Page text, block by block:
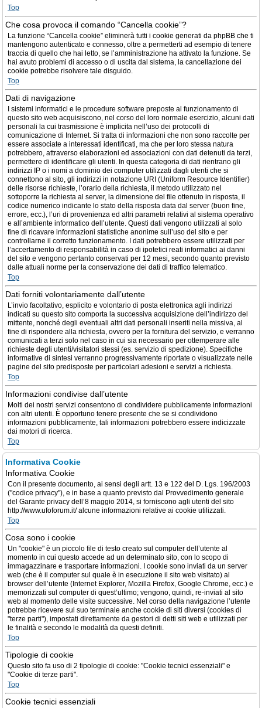
Top
Che cosa provoca il comando “Cancella cookie”?
La funzione “Cancella cookie” eliminerà tutti i cookie generati da phpBB che ti
mantengono autenticato e connesso, oltre a permetterti ad esempio di tenere
traccia di quello che hai letto, se l’amministrazione ha attivato la funzione. Se
hai avuto problemi di accesso o di uscita dal sistema, la cancellazione dei
cookie potrebbe risolvere tale disguido.
Top
Dati di navigazione
I sistemi informatici e le procedure software preposte al funzionamento di
questo sito web acquisiscono, nel corso del loro normale esercizio, alcuni dati
personali la cui trasmissione è implicita nell’uso dei protocolli di
comunicazione di Internet. Si tratta di informazioni che non sono raccolte per
essere associate a interessati identificati, ma che per loro stessa natura
potrebbero, attraverso elaborazioni ed associazioni con dati detenuti da terzi,
permettere di identificare gli utenti. In questa categoria di dati rientrano gli
indirizzi IP o i nomi a dominio dei computer utilizzati dagli utenti che si
connettono al sito, gli indirizzi in notazione URI (Uniform Resource Identifier)
delle risorse richieste, l’orario della richiesta, il metodo utilizzato nel
sottoporre la richiesta al server, la dimensione del file ottenuto in risposta, il
codice numerico indicante lo stato della risposta data dal server (buon fine,
errore, ecc.), l’uri di provenienza ed altri parametri relativi al sistema operativo
e all’ambiente informatico dell’utente. Questi dati vengono utilizzati al solo
fine di ricavare informazioni statistiche anonime sull’uso del sito e per
controllarne il corretto funzionamento. I dati potrebbero essere utilizzati per
l’accertamento di responsabilità in caso di ipotetici reati informatici ai danni
del sito e vengono pertanto conservati per 12 mesi, secondo quanto previsto
dalle attuali norme per la conservazione dei dati di traffico telematico.
Top
Dati forniti volontariamente dall’utente
L’invio facoltativo, esplicito e volontario di posta elettronica agli indirizzi
indicati su questo sito comporta la successiva acquisizione dell’indirizzo del
mittente, nonché degli eventuali altri dati personali inseriti nella missiva, al
fine di rispondere alla richiesta, ovvero per la fornitura del servizio, e verranno
comunicati a terzi solo nel caso in cui sia necessario per ottemperare alle
richieste degli utenti/visitatori stessi (es. servizio di spedizione). Specifiche
informative di sintesi verranno progressivamente riportate o visualizzate nelle
pagine del sito predisposte per particolari adesioni e servizi a richiesta.
Top
Informazioni condivise dall’utente
Molti dei nostri servizi consentono di condividere pubblicamente informazioni
con altri utenti. È opportuno tenere presente che se si condividono
informazioni pubblicamente, tali informazioni potrebbero essere indicizzate
dai motori di ricerca.
Top
Informativa Cookie
Informativa Cookie
Con il presente documento, ai sensi degli artt. 13 e 122 del D. Lgs. 196/2003
("codice privacy"), e in base a quanto previsto dal Provvedimento generale
del Garante privacy dell’8 maggio 2014, si forniscono agli utenti del sito
http://www.ufoforum.it/ alcune informazioni relative ai cookie utilizzati.
Top
Cosa sono i cookie
Un "cookie" è un piccolo file di testo creato sul computer dell’utente al
momento in cui questo accede ad un determinato sito, con lo scopo di
immagazzinare e trasportare informazioni. I cookie sono inviati da un server
web (che è il computer sul quale è in esecuzione il sito web visitato) al
browser dell’utente (Internet Explorer, Mozilla Firefox, Google Chrome, ecc.) e
memorizzati sul computer di quest’ultimo; vengono, quindi, re-inviati al sito
web al momento delle visite successive. Nel corso della navigazione l’utente
potrebbe ricevere sul suo terminale anche cookie di siti diversi (cookies di
"terze parti"), impostati direttamente da gestori di detti siti web e utilizzati per
le finalità e secondo le modalità da questi definiti.
Top
Tipologie di cookie
Questo sito fa uso di 2 tipologie di cookie: "Cookie tecnici essenziali" e
"Cookie di terze parti".
Top
Cookie tecnici essenziali